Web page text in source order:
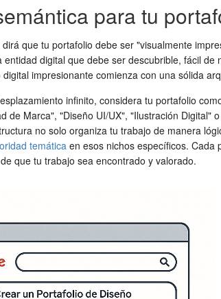
para tu
que tu portafolio debe ser "visualmente
digital que debe ser descubrible, fácil
impresionante comienza con una sólida
infinito, considera tu portafolio
Marca", "Diseño UI/UX", "Ilustración
no solo organiza tu trabajo de manera
temática en esos nichos específicos. Cada
que tu trabajo sea encontrado y valorado.